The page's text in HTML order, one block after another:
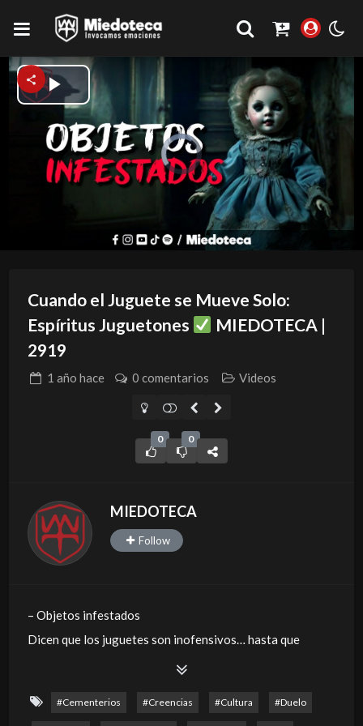
Video
Player
is
loading.
Play
Video
Cuando el Juguete se Mueve Solo:
Espíritus Juguetones
MIEDOTECA |
2919
1 año hace 0 comentarios Videos
0 0
MIEDOTECA
Follow
– Objetos infestados
Dicen que los juguetes son inofensivos… hasta que
empiezan a moverse solos. ¿Te imaginas despertar a las 3
esquina ahora está sentada en tu cama? Algunos de los
#Cementerios #Creencias #Cultura #Duelo